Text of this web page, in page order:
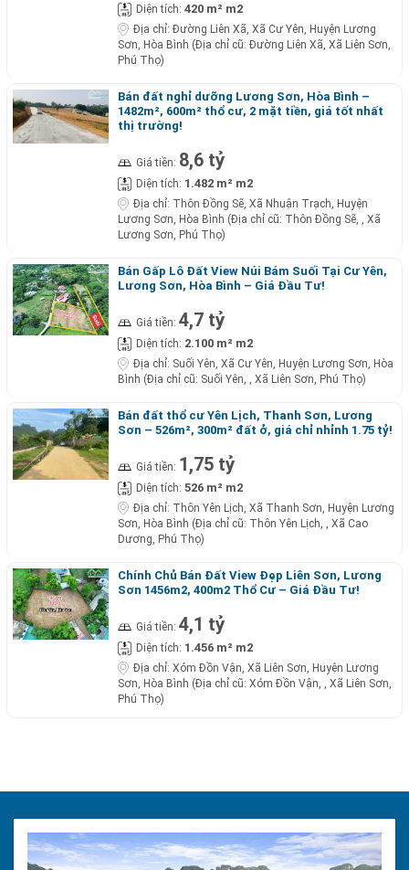
Diện tích: 420 m² m2
Địa chỉ: Đường Liên Xã, Xã Cư Yên, Huyện Lương
Sơn, Hòa Bình (Địa chỉ cũ: Đường Liên Xã, Xã Liên Sơn,
Phú Thọ)
Bán đất nghỉ dưỡng Lương Sơn, Hòa Bình –
1482m², 600m² thổ cư, 2 mặt tiền, giá tốt nhất
thị trường!
Giá tiền: 8,6 tỷ
Diện tích: 1.482 m² m2
Địa chỉ: Thôn Đồng Sẽ, Xã Nhuận Trạch, Huyện
Lương Sơn, Hòa Bình (Địa chỉ cũ: Thôn Đồng Sẽ, , Xã
Lương Sơn, Phú Thọ)
Bán Gấp Lô Đất View Núi Bám Suối Tại Cư Yên,
Lương Sơn, Hòa Bình – Giá Đầu Tư!
Giá tiền: 4,7 tỷ
Diện tích: 2.100 m² m2
Địa chỉ: Suối Yên, Xã Cư Yên, Huyện Lương Sơn, Hòa
Bình (Địa chỉ cũ: Suối Yên, , Xã Liên Sơn, Phú Thọ)
Bán đất thổ cư Yên Lịch, Thanh Sơn, Lương
Sơn – 526m², 300m² đất ở, giá chỉ nhỉnh 1.75 tỷ!
Giá tiền: 1,75 tỷ
Diện tích: 526 m² m2
Địa chỉ: Thôn Yên Lịch, Xã Thanh Sơn, Huyện Lương
Sơn, Hòa Bình (Địa chỉ cũ: Thôn Yên Lịch, , Xã Cao
Dương, Phú Thọ)
Chính Chủ Bán Đất View Đẹp Liên Sơn, Lương
Sơn 1456m2, 400m2 Thổ Cư – Giá Đầu Tư!
Giá tiền: 4,1 tỷ
Diện tích: 1.456 m² m2
Địa chỉ: Xóm Đồn Vận, Xã Liên Sơn, Huyện Lương
Sơn, Hòa Bình (Địa chỉ cũ: Xóm Đồn Vận, , Xã Liên Sơn,
Phú Thọ)